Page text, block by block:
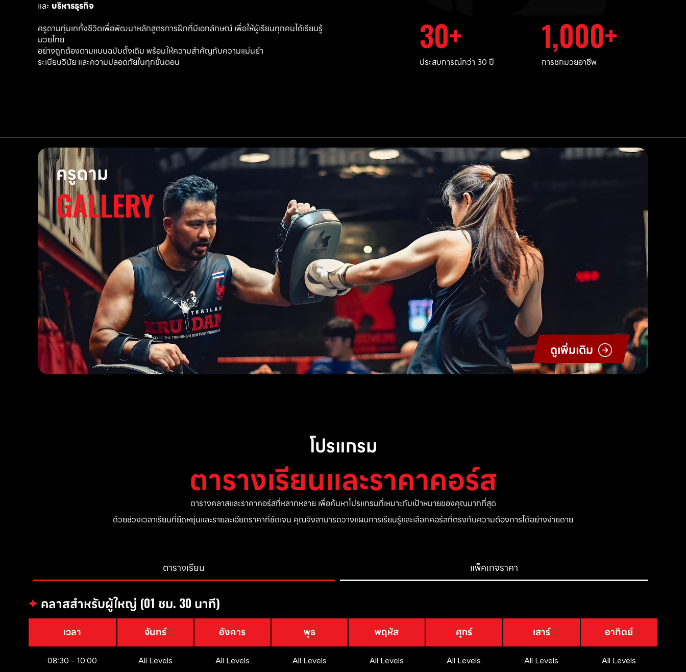
และ บริหารธุรกิจ
ครูดามทุ่มเททั้งชีวิตเพื่อพัฒนาหลักสูตรการฝึกที่มีเอกลักษณ์ เพื่อให้ผู้เรียนทุกคนได้เรียนรู้
มวยไทย
อย่างถูกต้องตามแบบฉบับดั้งเดิม พร้อมให้ความสำคัญกับความแม่นยำ
ระเบียบวินัย และความปลอดภัยในทุกขั้นตอน
30
ประสบการณ์กว่า 30 ปี
1,000
การชกมวยอาชีพ
ครูดาม
GALLERY
ดูเพิ่มเติม
โปรแกรม
ตารางเรียนและราคาคอร์ส
ตารางคลาสและราคาคอร์สที่หลากหลาย เพื่อค้นหาโปรแกรมที่เหมาะกับเป้าหมายของคุณมากที่สุด
ด้วยช่วงเวลาเรียนที่ยืดหยุ่นและรายละเอียดราคาที่ชัดเจน คุณจึงสามารถวางแผนการเรียนรู้และเลือกคอร์สที่ตรงกับความต้องการได้อย่างง่ายดาย
ตารางเรียน แพ็คเกจราคา
✦คลาสสำหรับผู้ใหญ่ (01 ชม. 30 นาที)
เวลา จันทร์ อังคาร พุธ พฤหัส ศุกร์ เสาร์ อาทิตย์
08:30 - 10:00 All Levels All Levels All Levels All Levels All Levels All Levels All Levels